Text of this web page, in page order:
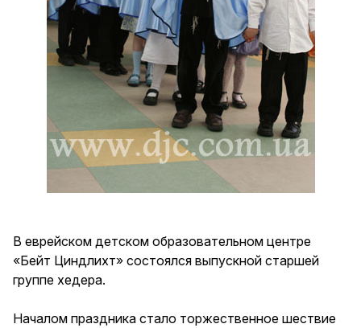
В еврейском детском образовательном центре
«Бейт Циндлихт» состоялся выпускной старшей
группе хедера.
Началом праздника стало торжественное шествие